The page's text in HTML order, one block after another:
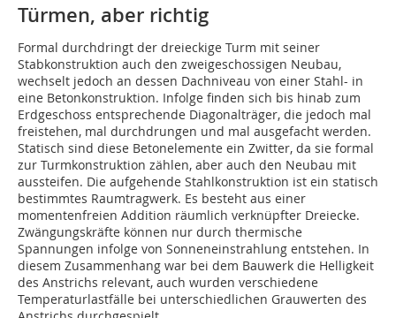
Türmen, aber richtig
Formal durchdringt der dreieckige Turm mit seiner
Stabkonstruktion auch den zweigeschossigen Neubau,
wechselt jedoch an dessen Dachniveau von einer Stahl- in
eine Betonkonstruktion. Infolge finden sich bis hinab zum
Erdgeschoss entsprechende Diagonalträger, die jedoch mal
freistehen, mal durchdrungen und mal ausgefacht werden.
Statisch sind diese Betonelemente ein Zwitter, da sie formal
zur Turmkonstruktion zählen, aber auch den Neubau mit
aussteifen. Die aufgehende Stahlkonstruktion ist ein statisch
bestimmtes Raumtragwerk. Es besteht aus einer
momentenfreien Addition räumlich verknüpfter Dreiecke.
Zwängungskräfte können nur durch thermische
Spannungen infolge von Sonneneinstrahlung entstehen. In
diesem Zusammenhang war bei dem Bauwerk die Helligkeit
des Anstrichs relevant, auch wurden verschiedene
Temperaturlastfälle bei unterschiedlichen Grauwer­ten des